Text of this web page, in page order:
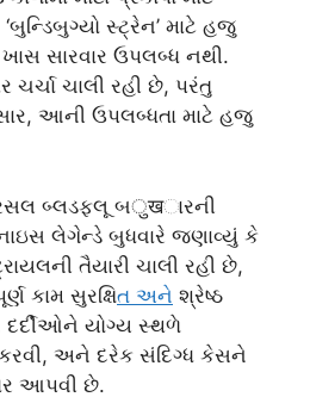
સ્ટ્રેન’ માટે હજુ
સારવાર ઉપલબ્ધ નથી.
ચર્ચા ચાલી રહી છે, પરંતુ
આની ઉપલબ્ધતા માટે હજુ
બ્લડફ્લૂ બुखારની
લેગેન્ડે બુધવારે જણાવ્યું કે
તૈયારી ચાલી રહી છે,
કામ સુરક્ષિત અન ે શ્રેષ્ઠ
દર્દીઓને યોગ્ય સ્થળે
કરવી, અને દરેક સંદિગ્ધ કેસને
આપવી છે.